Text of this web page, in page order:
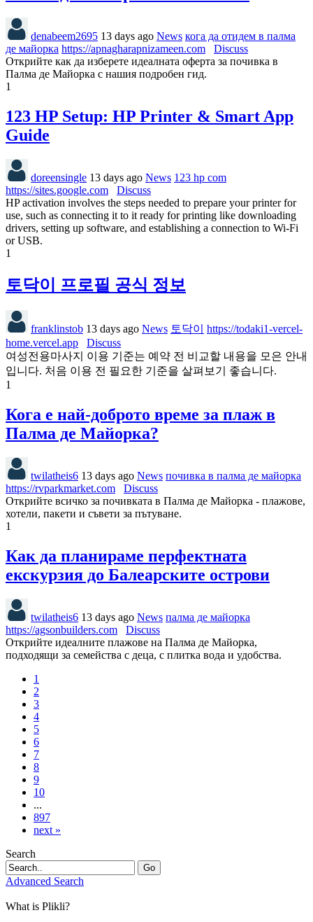
denabeem2695 13 days ago News кога да отидем в палма
де майорка https://apnagharapnizameen.com
Discuss
Открийте как да изберете идеалната оферта за почивка в
Палма де Майорка с нашия подробен гид.
1
123 HP Setup: HP Printer & Smart App
Guide
doreensingle 13 days ago News 123 hp com
https://sites.google.com
Discuss
HP activation involves the steps needed to prepare your printer for
use, such as connecting it to it ready for printing like downloading
drivers, setting up software, and establishing a connection to Wi-Fi
or USB.
1
토닥이 프로필 공식 정보
franklinstob 13 days ago News 토닥이
https://todaki1-vercel-
home.vercel.app
Discuss
여성전용마사지 이용 기준는 예약 전 비교할 내용을 모은 안내
입니다. 처음 이용 전 필요한 기준을 살펴보기 좋습니다.
1
Кога е най-доброто време за плаж в
Палма де Майорка?
twilatheis6 13 days ago News почивка в палма де майорка
https://rvparkmarket.com
Discuss
Открийте всичко за почивката в Палма де Майорка - плажове,
хотели, пакети и съвети за пътуване.
1
Как да планираме перфектната
екскурзия до Балеарските острови
twilatheis6 13 days ago News палма де майорка
https://agsonbuilders.com
Discuss
Открийте идеалните плажове на Палма де Майорка,
подходящи за семейства с деца, с плитка вода и удобства.
1
2
3
4
5
6
7
8
9
10
...
897
next »
Search
Go
Advanced Search
What is Plikli?